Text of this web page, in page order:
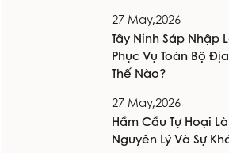
27 May,2026
Tây Ninh Sáp Nhập
Phục Vụ Toàn Bộ
Thế Nào?
27 May,2026
Hầm Cầu Tự Hoại
Nguyên Lý Và Sự